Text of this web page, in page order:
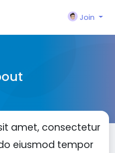
Join
amet, consectetur
eiusmod tempor